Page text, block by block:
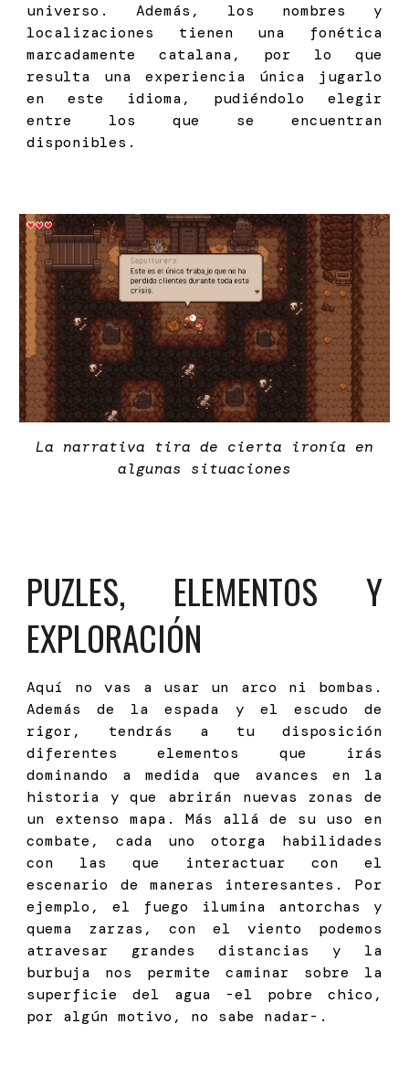
universo. Además, los nombres y
localizaciones tienen una fonética
marcadamente catalana, por lo que
resulta una experiencia única jugarlo
en este idioma, pudiéndolo elegir
entre los que se encuentran
disponibles.
La narrativa tira de cierta ironía en
algunas situaciones
PUZLES, ELEMENTOS Y
EXPLORACIÓN
Aquí no vas a usar un arco ni bombas.
Además de la espada y el escudo de
rigor, tendrás a tu disposición
diferentes elementos que irás
dominando a medida que avances en la
historia y que abrirán nuevas zonas de
un extenso mapa. Más allá de su uso en
combate, cada uno otorga habilidades
con las que interactuar con el
escenario de maneras interesantes. Por
ejemplo, el fuego ilumina antorchas y
quema zarzas, con el viento podemos
atravesar grandes distancias y la
burbuja nos permite caminar sobre la
superficie del agua -el pobre chico,
por algún motivo, no sabe nadar-.